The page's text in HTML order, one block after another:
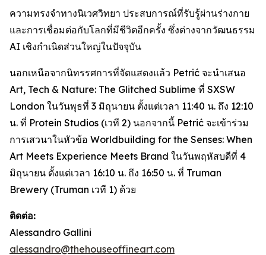
ความทรงจำทางนิเวศวิทยา ประสบการณ์ที่รับรู้ผ่านร่างกาย
และการเชื่อมต่อกับโลกที่มีชีวิตอีกครั้ง ซึ่งต่างจากวัฒนธรรม
AI เชิงกำเนิดส่วนใหญ่ในปัจจุบัน
นอกเหนือจากนิทรรศการที่จัดแสดงแล้ว Petrić จะนำเสนอ
Art, Tech & Nature: The Glitched Sublime ที่ SXSW
London ในวันพุธที่ 3 มิถุนายน ตั้งแต่เวลา 11:40 น. ถึง 12:10
น. ที่ Protein Studios (เวที 2) นอกจากนี้ Petrić จะเข้าร่วม
การเสวนาในหัวข้อ Worldbuilding for the Senses: When
Art Meets Experience Meets Brand ในวันพฤหัสบดีที่ 4
มิถุนายน ตั้งแต่เวลา 16:10 น. ถึง 16:50 น. ที่ Truman
Brewery (Truman เวที 1) ด้วย
ติดต่อ:
Alessandro Gallini
alessandro@thehouseoffineart.com